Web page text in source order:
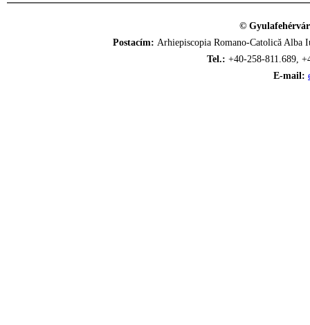
©
Postacím: Arhiepiscopia Romano-Catolică
Tel.: +40-258-811.689,
E-mail: